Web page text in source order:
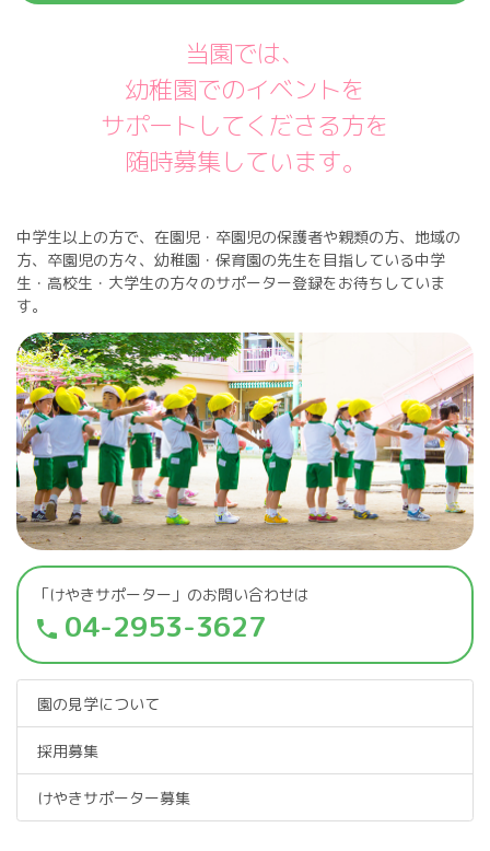
当園では、
幼稚園でのイベントを
サポートしてくださる方を
随時募集しています。
中学生以上の方で、在園児・卒園児の保護者や親類の方、地域の
方、卒園児の方々、幼稚園・保育園の先生を目指している中学
生・高校生・大学生の方々のサポーター登録をお待ちしていま
す。
「けやきサポーター」のお問い合わせは
phone 04-2953-3627
園の見学について
採用募集
けやきサポーター募集